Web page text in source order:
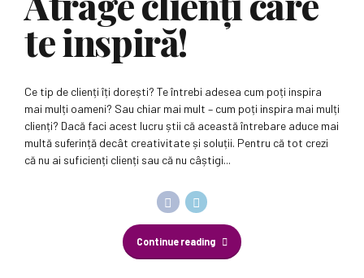
te inspiră!
Ce tip de clienți îți dorești? Te întrebi adesea cum poți inspira
mai mulți oameni? Sau chiar mai mult – cum poți inspira mai mulți
clienți? Dacă faci acest lucru știi că această întrebare aduce mai
multă suferință decât creativitate și soluții. Pentru că tot crezi
că nu ai suficienți clienți sau că nu câștigi...
Continue reading